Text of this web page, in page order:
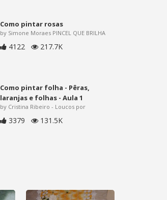
Como pintar rosas
by Simone Moraes PINCEL QUE BRILHA
4122 217.7K
Como pintar folha - Pêras,
laranjas e folhas - Aula 1
by Cristina Ribeiro - Loucos por
3379 131.5K